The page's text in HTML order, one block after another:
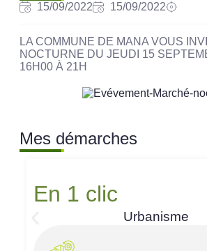
15/09/2022 15/09/2022
LA COMMUNE DE MANA VOUS
NOCTURNE DU JEUDI 15
16H00 À 21H
Mes démarches
En 1 clic
Urbanisme